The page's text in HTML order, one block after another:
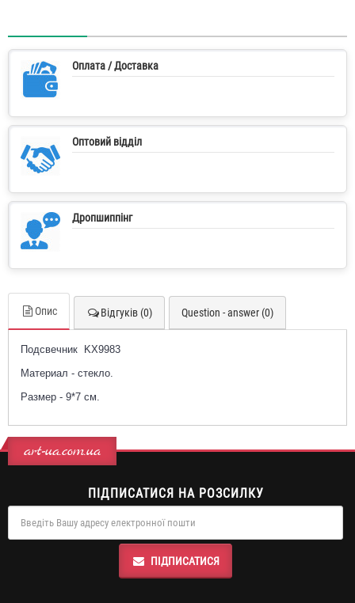
Оплата / Доставка
Оптовий відділ
Дропшиппінг
Опис Відгуків (0) Question - answer (0)
Подсвечник KX9983
Материал - стекло.
Размер - 9*7 см.
art-ua.com.ua
ПІДПИСАТИСЯ НА РОЗСИЛКУ
ПІДПИСАТИСЯ